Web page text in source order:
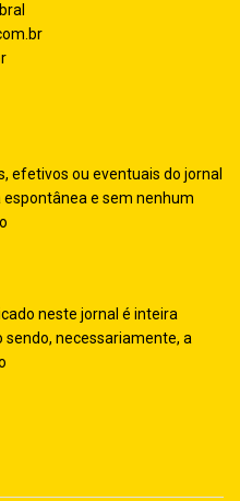
efetivos ou eventuais do jornal
e sem nenhum
neste jornal é inteira
sendo, necessariamente, a